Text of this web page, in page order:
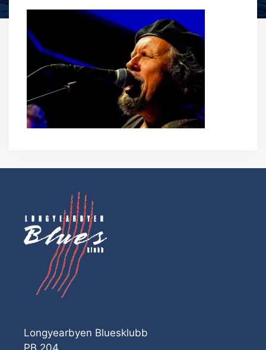
Longyearbyen Bluesklubb